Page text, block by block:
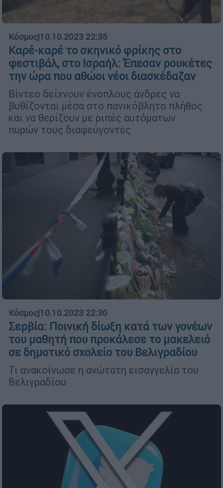
Κόσμος|10.10.2023 22:35
Καρέ-καρέ το σκηνικό φρίκης στο
φεστιβάλ, στο Ισραήλ: Έπεσαν ρουκέτες
την ώρα που αθώοι νέοι διασκέδαζαν
Βίντεο δείχνουν ένοπλους άνδρες να
βυθίζονται μέσα στο πανικόβλητο πλήθος
και να θερίζουν με ριπές αυτόματων
πυρών τους διαφεύγοντες
Κόσμος|10.10.2023 22:30
Σερβία: Ποινική δίωξη κατά των γονέων
του μαθητή που προκάλεσε το μακελειό
σε δημοτικό σχολείο του Βελιγραδίου
Τι ανακοίνωσε η ανώτατη εισαγγελία του
Βελιγραδίου